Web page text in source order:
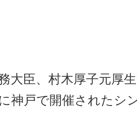
大臣、村木厚子元厚
神戸で開催されたシ